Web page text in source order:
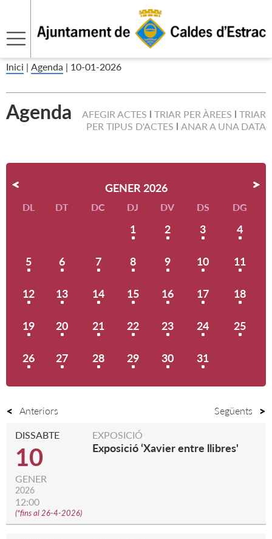
Inici | Agenda | 10-01-2026
Agenda AFEGIR ACTES TRIAR PER ÀREES
TRIAR
PER TIPUS D'ACTES
ANAR A UNA DATA
GENER 2026
DL DT DC DJ DV DS DG
1 2 3 4
5 6 7 8 9 10 11
12 13 14 15 16 17 18
19 20 21 22 23 24 25
26 27 28 29 30 31
Anteriors Següents
DISSABTE
10
GENER
2026
12:00
(*fins al 26-4-2026)
EXPOSICIÓ
Exposició ‘Xavier entre llibres'